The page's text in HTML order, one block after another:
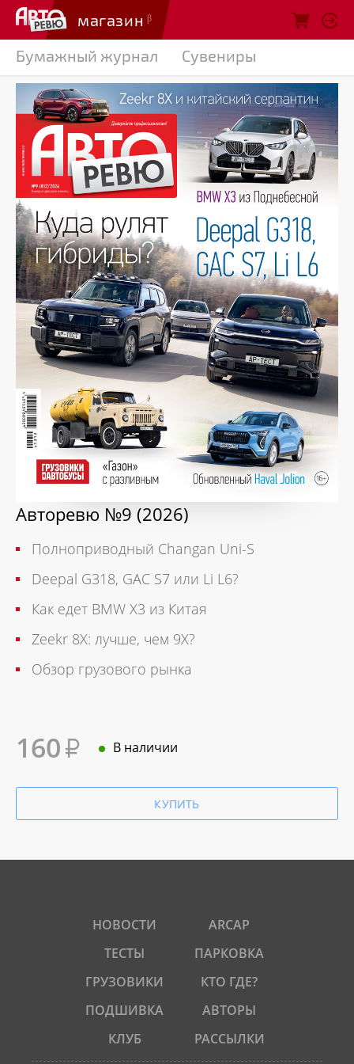
магазин
Бумажный журнал
Сувениры
Авторевю №9 (2026)
Полноприводный Changan Uni-S
Deepal G318, GAC S7 или Li L6?
Как едет BMW X3 из Китая
Zeekr 8X: лучше, чем 9X?
Обзор грузового рынка
160 В наличии
КУПИТЬ
НОВОСТИ
ТЕСТЫ
ГРУЗОВИКИ
ПОДШИВКА
КЛУБ
ARCAP
ПАРКОВКА
КТО ГДЕ?
АВТОРЫ
РАССЫЛКИ